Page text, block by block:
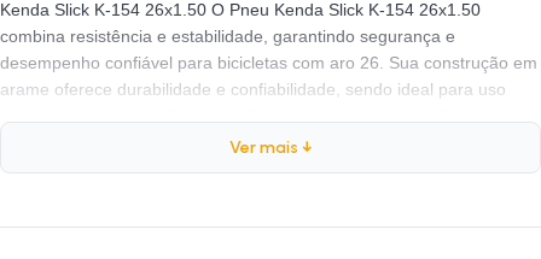
Kenda Slick K-154 26x1.50 O Pneu Kenda Slick K-154 26x1.50
combina resistência e estabilidade, garantindo segurança e
desempenho confiável para bicicletas com aro 26. Sua construção em
arame oferece durabilidade e confiabilidade, sendo ideal para uso
garantir o melhor desempenho e segurança, recomendamos que a
montagem seja validada em uma oficina especializada. A LOJA NA
Ver mais ↓